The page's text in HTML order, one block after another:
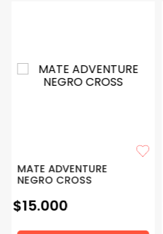
MATE ADVENTURE
NEGRO CROSS
$15.000